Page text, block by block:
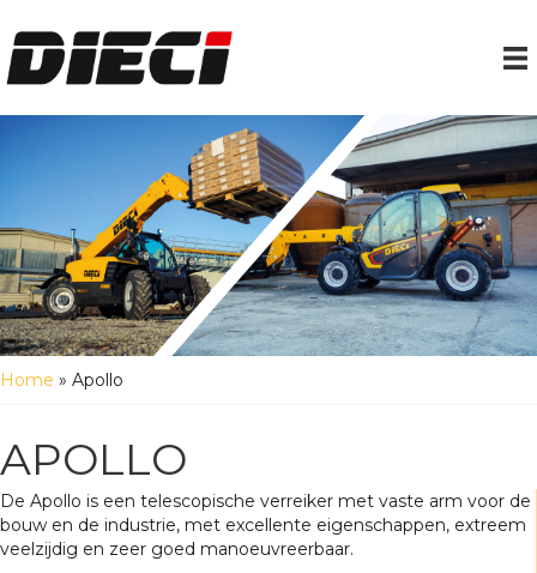
Home » Apollo
APOLLO
De Apollo is een telescopische verreiker met vaste arm voor de
bouw en de industrie, met excellente eigenschappen, extreem
veelzijdig en zeer goed manoeuvreerbaar.